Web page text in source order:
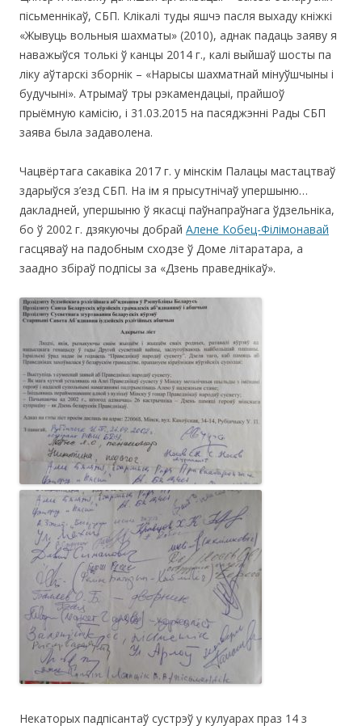
пісьменнікаў, СБП. Клікалі туды яшчэ пасля выхаду кніжкі
«Жывуць вольныя шахматы» (2010), аднак падаць заяву я
наважыўся толькі ў канцы 2014 г., калі выйшаў шосты па
ліку аўтарскі зборнік – «Нарысы шахматнай мінуўшчыны і
будучыні». Атрымаў тры рэкамендацыі, прайшоў
прыёмную камісію, і 31.03.2015 на пасяджэнні Рады СБП
заява была задаволена.
Чацвёртага сакавіка 2017 г. у мінскім Палацы мастацтваў
здарыўся з’езд СБП. На ім я прысутнічаў упершыню…
дакладней, упершыню ў якасці паўнапраўнага ўдзельніка,
бо ў 2002 г. дзякуючы добрай Алене Кобец-Філімонавай
гасцяваў на падобным сходзе ў Доме літаратара, а
заадно збіраў подпісы за «Дзень праведнікаў».
Некаторых падпісантаў сустрэў у кулуарах праз 14 з